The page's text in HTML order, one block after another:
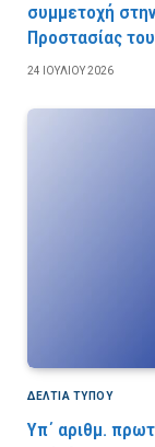
συμμετοχή
Προστασίας
24 ΙΟΥΛΊΟΥ 2026
ΔΕΛΤΙΑ ΤΥΠΟΥ
Υπ΄ αριθμ.